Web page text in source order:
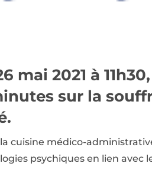
mai 2021 à
sur la
cuisine médico-
psychiques en lien avec